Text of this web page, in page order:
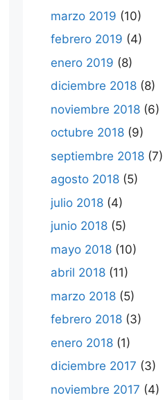
marzo 2019 (10)
febrero 2019 (4)
enero 2019 (8)
diciembre 2018 (8)
noviembre 2018 (6)
octubre 2018 (9)
septiembre 2018 (7)
agosto 2018 (5)
julio 2018 (4)
junio 2018 (5)
mayo 2018 (10)
abril 2018 (11)
marzo 2018 (5)
febrero 2018 (3)
enero 2018 (1)
diciembre 2017 (3)
noviembre 2017 (4)